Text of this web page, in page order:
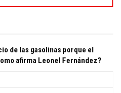
de las gasolinas porque el
afirma Leonel Fernández?